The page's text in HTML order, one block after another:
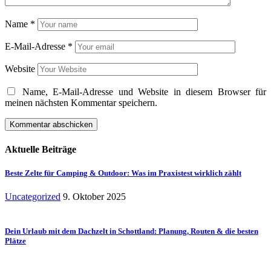
Name *
E-Mail-Adresse *
Website
Name, E-Mail-Adresse und Website in diesem Browser für
meinen nächsten Kommentar speichern.
Aktuelle Beiträge
Beste Zelte für Camping & Outdoor: Was im Praxistest wirklich zählt
Uncategorized 9. Oktober 2025
Dein Urlaub mit dem Dachzelt in Schottland: Planung, Routen & die besten
Plätze